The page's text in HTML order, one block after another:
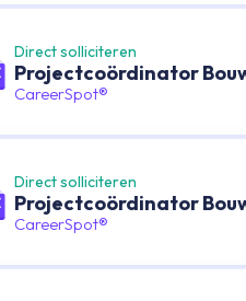
Direct solliciteren
Projectcoördinator
CareerSpot®
Direct solliciteren
Projectcoördinator
CareerSpot®